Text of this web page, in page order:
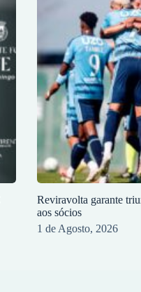
Reviravolta garante
aos sócios
1 de Agosto, 2026